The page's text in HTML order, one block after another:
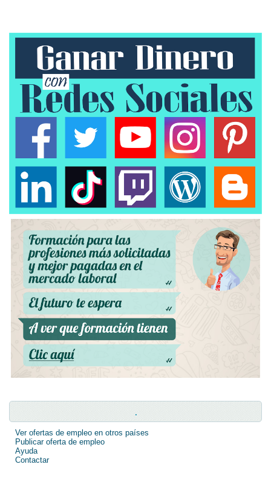
.
Ver ofertas de empleo en otros países
Publicar oferta de empleo
Ayuda
Contactar